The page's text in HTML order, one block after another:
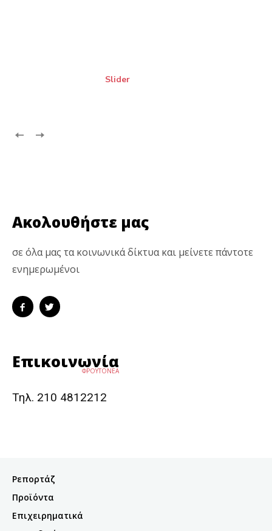
Slider
Ακολουθήστε μας
σε όλα μας τα κοινωνικά δίκτυα και μείνετε πάντοτε
ενημερωμένοι
Επικοινωνία
ΦΡΟΥΤΟΝΕΑ
Τηλ. 210 4812212
Ρεπορτάζ
Προϊόντα
Επιχειρηματικά